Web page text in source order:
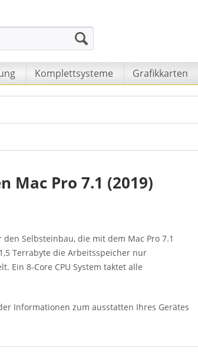
Komplettsysteme Grafikkarten
Mac Pro 7.1 (2019)
Selbsteinbau, die mit dem Mac Pro 7.1
Terrabyte die Arbeitsspeicher nur
Ein 8-Core CPU System taktet alle
Informationen zum ausstatten Ihres Gerätes